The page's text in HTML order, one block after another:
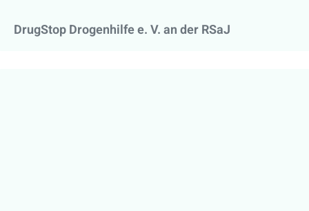
DrugStop Drogenhilfe e. V. an der RSaJ